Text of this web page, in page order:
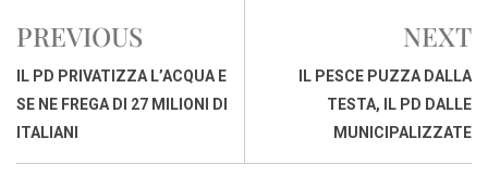
b
o
o
k
s
A
p
d
I
d
s
PREVIOUS
IL PD PRIVATIZZA L’ACQUA E
SE NE FREGA DI 27 MILIONI DI
ITALIANI
NEXT
IL PESCE PUZZA DALLA
TESTA, IL PD DALLE
MUNICIPALIZZATE